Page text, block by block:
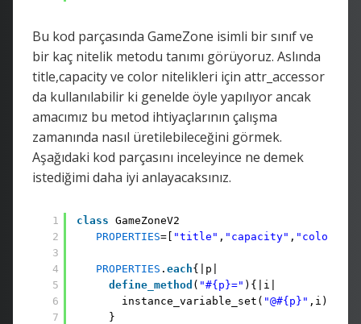
Bu kod parçasında GameZone isimli bir sınıf ve
bir kaç nitelik metodu tanımı görüyoruz. Aslında
title,capacity ve color nitelikleri için attr_accessor
da kullanılabilir ki genelde öyle yapılıyor ancak
amacımız bu metod ihtiyaçlarının çalışma
zamanında nasıl üretilebileceğini görmek.
Aşağıdaki kod parçasını inceleyince ne demek
istediğimi daha iyi anlayacaksınız.
1
2
3
4
5
6
7
class GameZoneV2
PROPERTIES=[ "title" , "capacity" , "color"
PROPERTIES . each{|p|
define_method ( "#{p}=" ){|i|
instance_variable_set( "@#{p}" ,i)
}